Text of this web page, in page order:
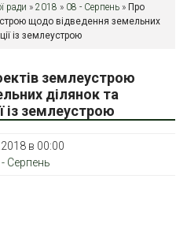
ради » 2018 » 08 - Серпень » Про
щодо відведення земельних
із землеустрою
землеустрою
ділянок та
із землеустрою
в 00:00
Серпень